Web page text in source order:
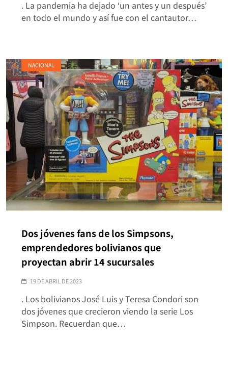
. La pandemia ha dejado ‘un antes y un después’
en todo el mundo y así fue con el cantautor…
NACIONAL
Dos jóvenes fans de los Simpsons,
emprendedores bolivianos que
proyectan abrir 14 sucursales
19 DE ABRIL DE 2023
. Los bolivianos José Luis y Teresa Condori son
dos jóvenes que crecieron viendo la serie Los
Simpson. Recuerdan que…